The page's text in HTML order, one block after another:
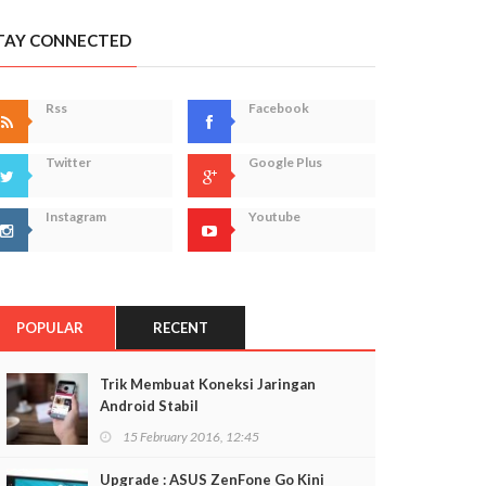
CONNECTED
Rss Facebook
Twitter Google Plus
Instagram Youtube
POPULAR RECENT
Trik Membuat Koneksi Jaringan
Android Stabil
15 February 2016, 12:45
Upgrade : ASUS ZenFone Go Kini